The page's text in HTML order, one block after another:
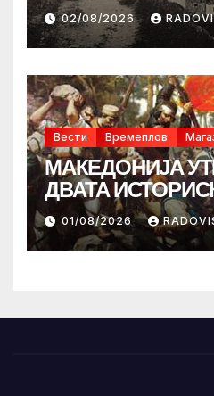
02/08/2026
Вести Времеплов
МАКЕДОНИЈА
ДВАТА
ИЛИНДЕНА!
01/08/2026